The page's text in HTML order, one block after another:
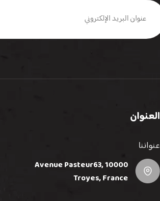
العنوان
عنواننا
Avenue Pasteur63, 10000
Troyes, France